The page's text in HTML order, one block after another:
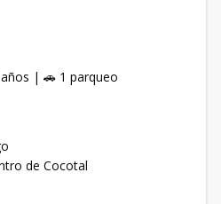
| 🚗 1 parqueo
de Cocotal